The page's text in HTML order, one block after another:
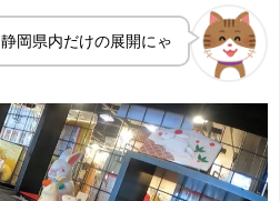
静岡県内だけの展開にゃ